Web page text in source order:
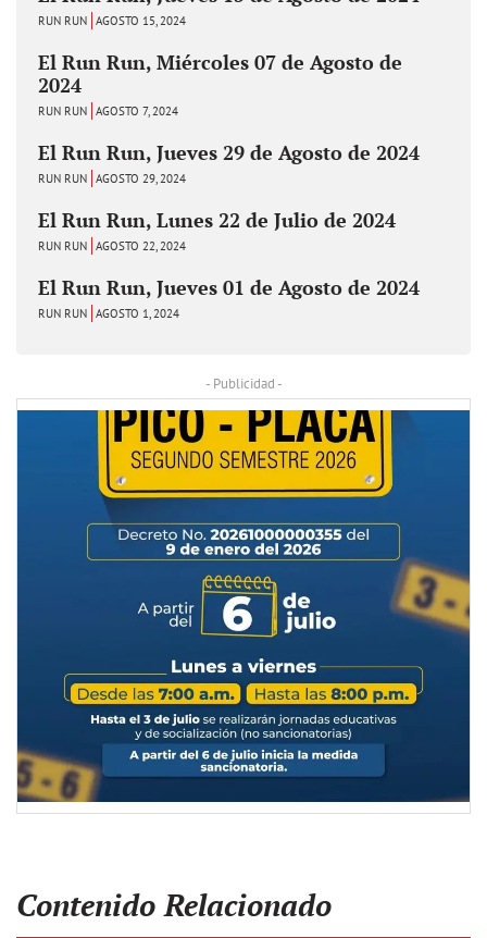
RUN RUN AGOSTO 15, 2024
El Run Run, Miércoles 07 de Agosto de
2024
RUN RUN AGOSTO 7, 2024
El Run Run, Jueves 29 de Agosto de 2024
RUN RUN AGOSTO 29, 2024
El Run Run, Lunes 22 de Julio de 2024
RUN RUN AGOSTO 22, 2024
El Run Run, Jueves 01 de Agosto de 2024
RUN RUN AGOSTO 1, 2024
- Publicidad -
Contenido Relacionado